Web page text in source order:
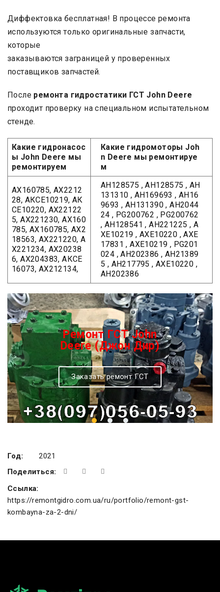
Диффектовка бесплатная! В процессе ремонта
используются только оригинальные запчасти,
которые
заказываются заграницей у проверенных
поставщиков запчастей.
После ремонта гидростатики ГСТ John Deere
проходит проверку на специальном испытательном
стенде.
Какие гидронасос
ы John Deere мы
ремонтируем
Какие гидромоторы Joh
n Deere мы ремонтируе
м
АХ160785, АХ2212
28, АКСЕ10219, АК
СЕ10220, АХ22122
5, АХ221230, АХ160
785, АХ160785, АХ2
18563, АХ221220, А
Х221234, АХ20238
6, АХ204383, АКСЕ
16073, АХ212134,
AH128575 , AH128575 , AH
131310 , AH169693 , AH16
9693 , AH131390 , AH2044
24 , PG200762 , PG200762
, AH128541 , AH221225 , A
XE10219 , AXE10220 , AXE
17831 , AXE10219 , PG201
024 , AH202386 , AH21389
5 , AH217795 , AXE10220 ,
AH202386
Ремонт ГСТ John
Deere (Джон Дир)
Заказать ремонт ГСТ
Год:
2021
Поделиться:
Ссылка:
https://remontgidro.com.ua/ru/portfolio/remont-gst-
kombayna-za-2-dni/